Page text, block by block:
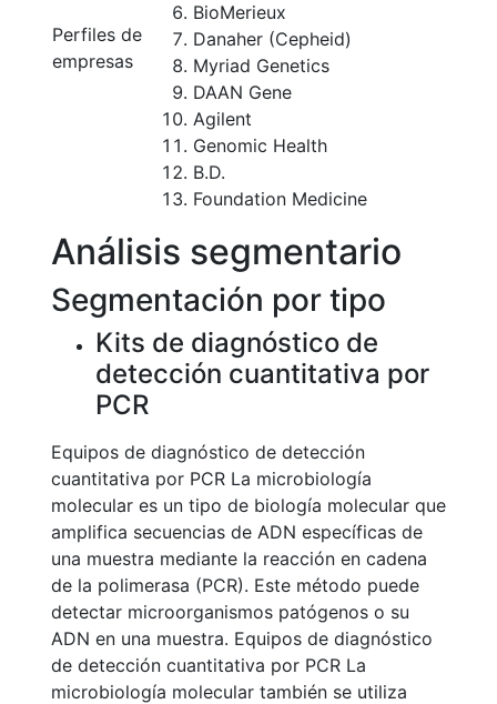
Perfiles de
empresas
BioMerieux
Danaher (Cepheid)
Myriad Genetics
DAAN Gene
Agilent
Genomic Health
B.D.
Foundation Medicine
Análisis segmentario
Segmentación por tipo
Kits de diagnóstico de
detección cuantitativa por
PCR
Equipos de diagnóstico de detección
cuantitativa por PCR La microbiología
molecular es un tipo de biología molecular que
amplifica secuencias de ADN específicas de
una muestra mediante la reacción en cadena
de la polimerasa (PCR). Este método puede
detectar microorganismos patógenos o su
ADN en una muestra. Equipos de diagnóstico
de detección cuantitativa por PCR La
microbiología molecular también se utiliza